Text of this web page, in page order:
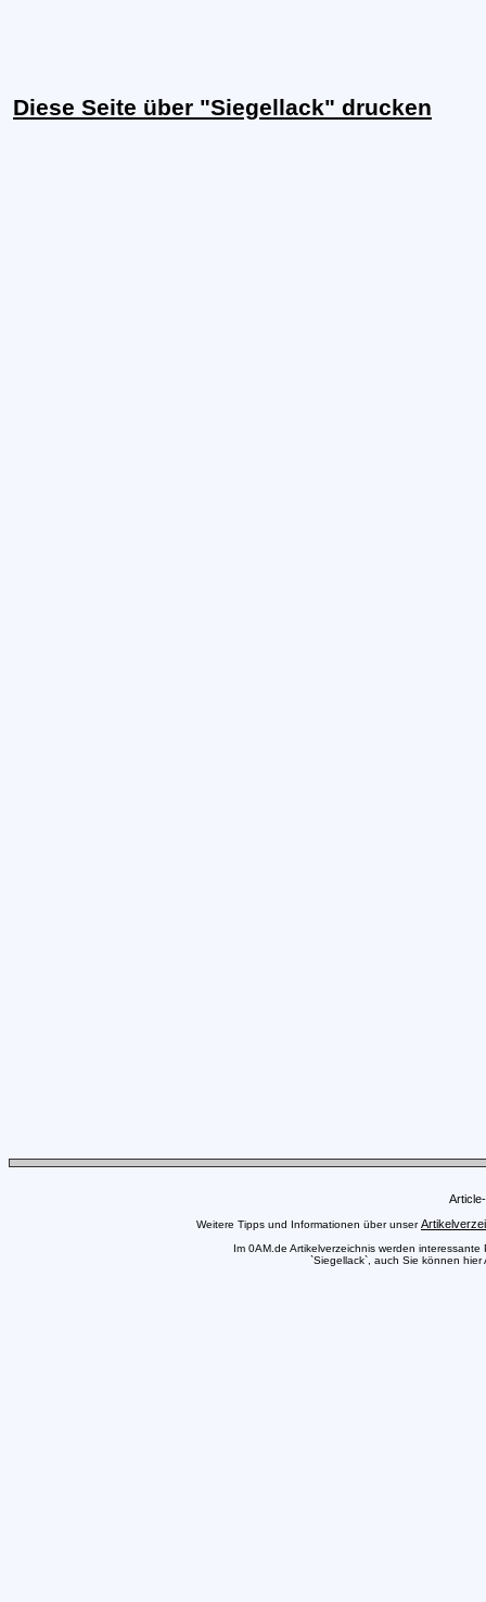
Diese Seite über "Siegellack" drucken
Weitere Tipps und Informationen über unser
Im 0AM.de Artikelverzeichnis werden
`Siegellack`, auch Sie können